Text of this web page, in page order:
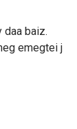
daa baiz.
emegtei j